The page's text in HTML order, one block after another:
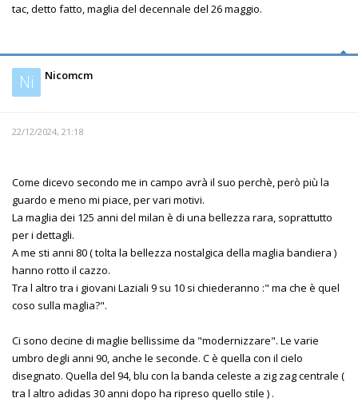
tac, detto fatto, maglia del decennale del 26 maggio.
Ni Nicomcm
22/12/2024, 21:18
Come dicevo secondo me in campo avrà il suo perchè, però più la
guardo e meno mi piace, per vari motivi.
La maglia dei 125 anni del milan è di una bellezza rara, soprattutto
per i dettagli.
A me sti anni 80 ( tolta la bellezza nostalgica della maglia bandiera )
hanno rotto il cazzo.
Tra l altro tra i giovani Laziali 9 su 10 si chiederanno :" ma che è quel
coso sulla maglia?".
Ci sono decine di maglie bellissime da "modernizzare". Le varie
umbro degli anni 90, anche le seconde. C è quella con il cielo
disegnato. Quella del 94, blu con la banda celeste a zig zag centrale (
tra l altro adidas 30 anni dopo ha ripreso quello stile ) .